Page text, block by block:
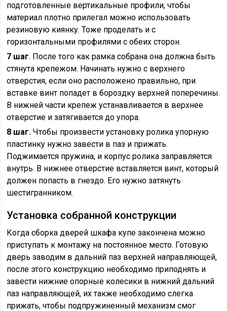
подготовленные вертикальные профили, чтобы
материал плотно прилегал можно использовать
резиновую киянку. Тоже проделать и с
горизонтальными профилями с обеих сторон.
7 шаг. После того как рамка собрана она должна быть
стянута крепежом. Начинать нужно с верхнего
отверстия, если оно расположено правильно, при
вставке винт попадет в бороздку верхней поперечины.
В нижней части крепеж устанавливается в верхнее
отверстие и затягивается до упора.
8 шаг. Чтобы произвести установку ролика упорную
пластинку нужно завести в паз и прижать.
Поджимается пружина, и корпус ролика заправляется
внутрь. В нижнее отверстие вставляется винт, который
должен попасть в гнездо. Его нужно затянуть
шестигранником.
Установка собранной конструкции
Когда сборка дверей шкафа купе закончена можно
приступать к монтажу на постоянное место. Готовую
дверь заводим в дальний паз верхней направляющей,
после этого конструкцию необходимо приподнять и
завести нижние опорные колесики в нижний дальний
паз направляющей, их также необходимо слегка
прижать, чтобы подпружиненный механизм смог